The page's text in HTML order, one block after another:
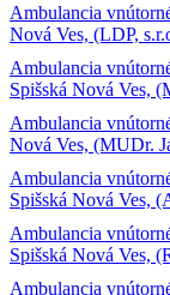
Ambulancia
Nová Ves, (LDP,
Ambulancia
Spišská Nová Ves,
Ambulancia
Nová Ves, (MUDr.
Ambulancia
Spišská Nová Ves,
Ambulancia
Spišská Nová Ves,
Ambulancia